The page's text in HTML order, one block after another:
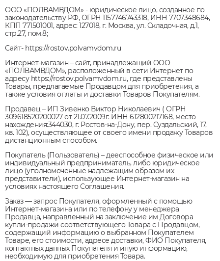
ООО «ПОЛВАМВДОМ» - юридическое лицо, созданное по
законодательству РФ, ОГРН 1157746743318, ИНН 7707348684,
КПП 771501001, адрес: 127018, г. Москва, ул. Cкладочная, д.1,
стр.27, пом.8;
Сайт- https://rostov.polvamvdom.ru
Интернет-магазин – сайт, принадлежащий ООО
«ПОЛВАМВДОМ», расположенный в сети Интернет по
адресу https://rostov.polvamvdom.ru, где представлены
Товары, предлагаемые Продавцом для приобретения, а
также условия оплаты и доставки Товаров Покупателям.
Продавец – ИП Зивенко Виктор Николаевич ( ОГРН
309618520200027 от 21.07.2009г. ИНН 612800217168, место
нахождения:344030, г. Ростов-на-Дону, пер. Суздальский, 17,
кв. 102), осуществляющее от своего имени продажу Товаров
дистанционным способом.
Покупатель (Пользователь) – дееспособное физическое или
индивидуальный предприниматель, либо юридическое
лицо (уполномоченные надлежащим образом их
представители), использующее Интернет-магазин на
условиях настоящего Соглашения.
Заказ — запрос Покупателя, оформленный с помощью
Интернет-магазина или по телефону у менеджера
Продавца, направленный на заключение им Договора
купли-продажи соответствующего Товара с Продавцом,
содержащий информацию о выбранном Покупателем
Товаре, его стоимости, адресе доставки, ФИО Покупателя,
контактных данных Покупателя и иную информацию,
необходимую для приобретения Товара.